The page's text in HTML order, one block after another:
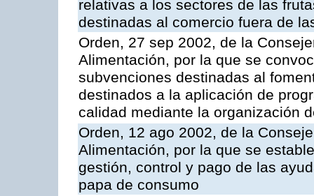
relativas a los sectores de las
destinadas al comercio fuera de
Orden, 27 sep 2002, de la
Alimentación, por la que se
subvenciones destinadas al
destinados a la aplicación de
calidad mediante la organización
Orden, 12 ago 2002, de la
Alimentación, por la que se
gestión, control y pago de las
papa de consumo